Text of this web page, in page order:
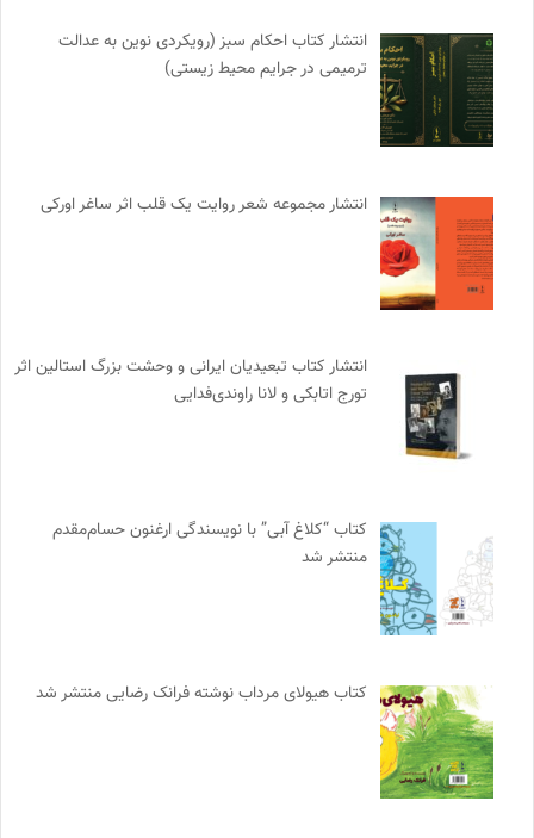
انتشار کتاب احکام سبز (رویکردی نوین به عدالت
ترمیمی در جرایم محیط‌ زیستی)
انتشار مجموعه شعر روایت یک قلب اثر ساغر اورکی
انتشار کتاب تبعیدیان ایرانی و وحشت بزرگ استالین اثر
تورج اتابکی و لانا راوندی‌فدایی
کتاب “کلاغ آبی” با نویسندگی ارغنون حسام‌مقدم
منتشر شد
کتاب هیولای مرداب نوشته فرانک رضایی منتشر شد